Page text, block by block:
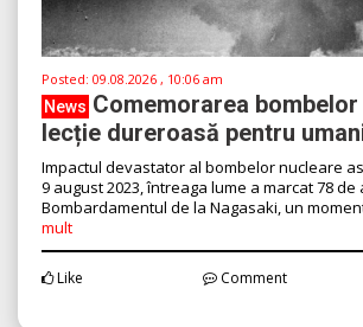
Posted: 09.08.2026 , 10:06 am
News Comemorarea bombelor
lecție dureroasă pentru
Impactul devastator al bombelor nucleare
9 august 2023, întreaga lume a marcat 78 de
Bombardamentul de la Nagasaki, un
mult
Like Comment